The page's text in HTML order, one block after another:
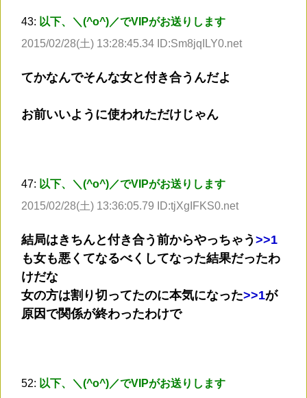
43: 以下、＼(^o^)／でVIPがお送りします
2015/02/28(土) 13:28:45.34 ID:Sm8jqILY0.net
てかなんでそんな女と付き合うんだよ
お前いいように使われただけじゃん
47: 以下、＼(^o^)／でVIPがお送りします
2015/02/28(土) 13:36:05.79 ID:tjXgIFKS0.net
結局はきちんと付き合う前からやっちゃう >>1
も女も悪くてなるべくしてなった結果だったわ
けだな
女の方は割り切ってたのに本気になった>>1が
原因で関係が終わったわけで
52: 以下、＼(^o^)／でVIPがお送りします